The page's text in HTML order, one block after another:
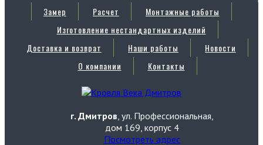
Замер
Расчет
Монтажные работы
Изготовление нестандартных изделий
Доставка и возврат
Наши работы
Новости
О компании
Контакты
г. Дмитров , ул. Профессиональная,
дом 169, корпус 4
Посмотреть адрес